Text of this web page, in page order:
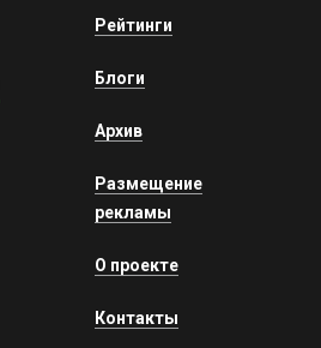
Рейтинги
Блоги
Архив
Размещение
рекламы
О проекте
Контакты